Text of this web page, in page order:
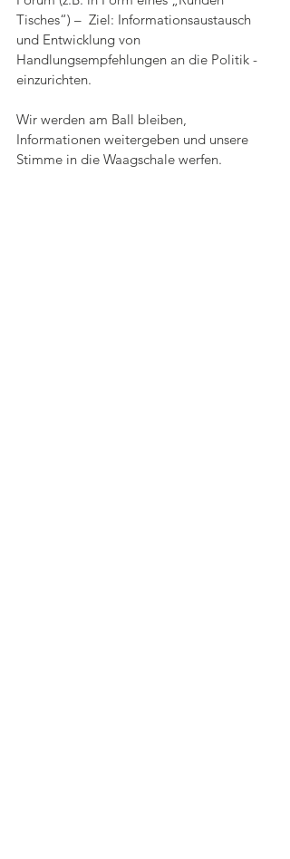
Tisches“) –  Ziel: Informationsaustausch
und Entwicklung von
Handlungsempfehlungen an die Politik -
einzurichten.
Wir werden am Ball bleiben,
Informationen weitergeben und unsere
Stimme in die Waagschale werfen.